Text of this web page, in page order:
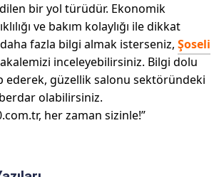
bir yol türüdür. Ekonomik
ve bakım kolaylığı ile dikkat
fazla bilgi almak isterseniz, Şoseli
inceleyebilirsiniz. Bilgi dolu
ederek, güzellik salonu sektöründeki
olabilirsiniz.
her zaman sizinle!”